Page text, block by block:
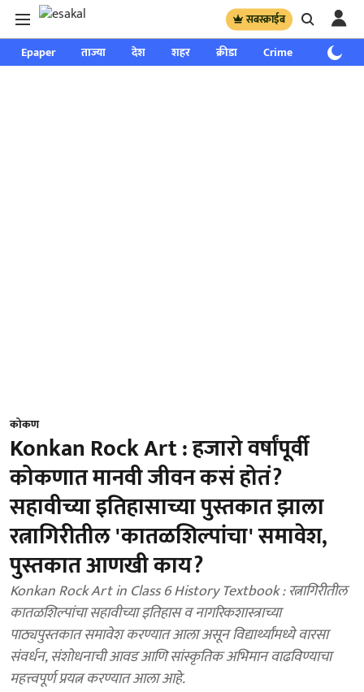
सबस्क्राईब
Epaper ताज्या देश शहर क्रीडा Crime साप्ताहिक
कोकण
Konkan Rock Art : हजारो वर्षांपूर्वी
कोकणात मानवी जीवन कसं होतं?
सहावीच्या इतिहासाच्या पुस्तकात झाला
रत्नागिरीतील 'कातळशिल्पांचा' समावेश,
पुस्तकात आणखी काय?
Konkan Rock Art in Class 6 History Textbook : रत्नागिरीतील
कातळशिल्पांचा सहावीच्या इतिहास व नागरिकशास्त्राच्या
पाठ्यपुस्तकात समावेश करण्यात आला असून विद्यार्थ्यांमध्ये वारसा
संवर्धन, संशोधनाची आवड आणि सांस्कृतिक अभिमान वाढविण्याचा
महत्त्वपूर्ण प्रयत्न करण्यात आला आहे.